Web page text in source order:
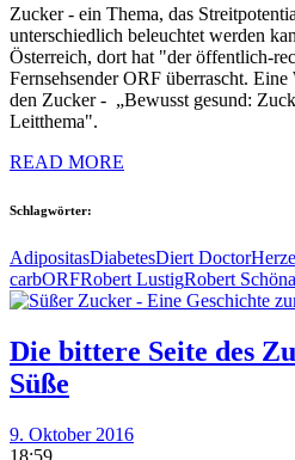
Zucker - ein Thema, das
unterschiedlich beleuchtet werden
Österreich, dort hat "der öffentlich-
Fernsehsender ORF überrascht.
den Zucker - „Bewusst gesund:
Leitthema".
READ MORE
Schlagwörter:
AdipositasDiabetesDiert Doctor
carbORFRobert LustigRobert
Die bittere Seite des
Süße
9. Oktober 2016
18:59